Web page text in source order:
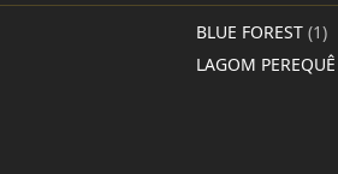
BLUE FOREST (1)
LAGOM PEREQUÊ